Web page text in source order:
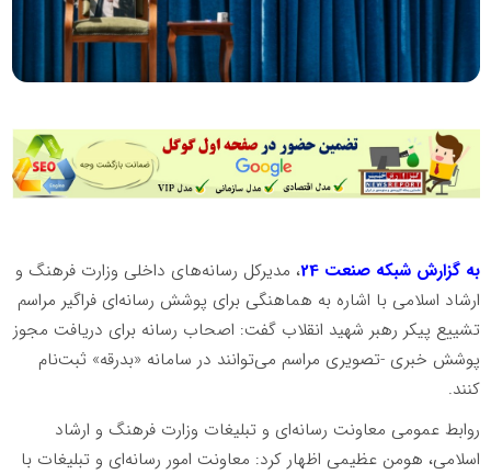
به گزارش شبکه صنعت 24
، مدیرکل رسانه‌های داخلی وزارت فرهنگ و
ارشاد اسلامی با اشاره به هماهنگی برای پوشش رسانه‌ای فراگیر مراسم
تشییع پیکر رهبر شهید انقلاب گفت: اصحاب رسانه برای دریافت مجوز
پوشش خبری -تصویری مراسم می‌توانند در سامانه «بدرقه» ثبت‌نام
کنند.
روابط عمومی معاونت رسانه‌ای و تبلیغات وزارت فرهنگ و ارشاد
اسلامی، هومن عظیمی اظهار کرد: معاونت امور رسانه‌ای و تبلیغات با